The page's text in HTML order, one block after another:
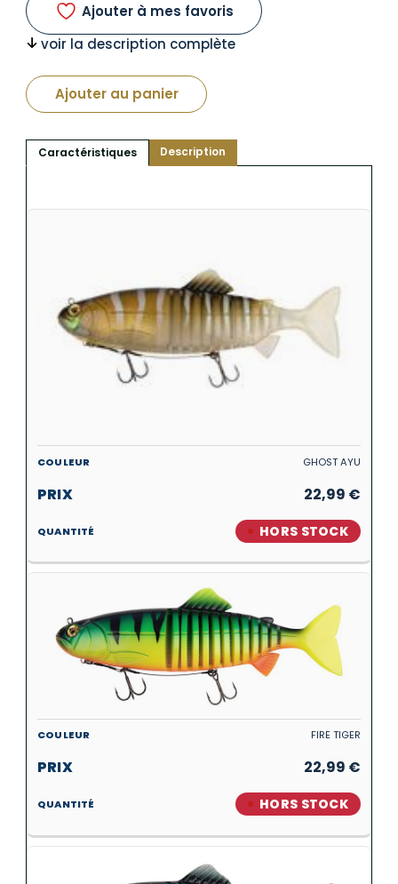
Ajouter à mes favoris
voir la description complète
Ajouter au panier
Caractéristiques Description
GHOST AYU
22,99 €
HORS STOCK
FIRE TIGER
22,99 €
HORS STOCK